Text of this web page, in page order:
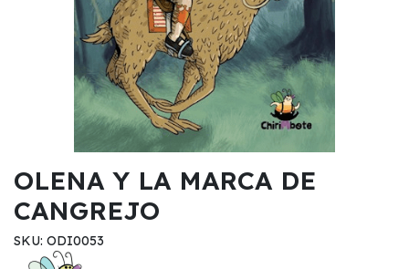
OLENA Y LA MARCA DE
CANGREJO
SKU: ODI0053